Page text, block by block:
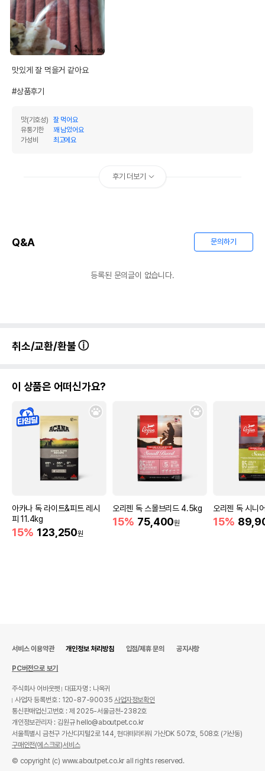
상품 필수 정보
받았음을 확인할수 있는
제조국 또는 원산지
유통기한
단, 상품명에 유통기한 명시된 경우, 해당
맛있게 잘 먹을거 같아요
#상품후기
맛(기호성)
잘 먹어요
유통기한
꽤 남았어요
가성비
최고에요
후기 더보기
Q&A 문의하기
등록된 문의글이 없습니다.
취소/교환/환불
이 상품은 어떠신가요?
아카나 독 라이트&피트 레시
피 11.4kg
15% 123,250원
오리젠 독 스몰브리드 4.5kg
15% 75,400원
오리젠 독 시니
15%
서비스 이용약관 개인정보 처리방침 입점/제휴 문의 공지사항
PC버전으로 보기
주식회사 어바웃펫
대표자명 : 나옥귀
사업자 등록번호 : 120-87-90035사업자정보확인
통신판매업신고번호 : 제 2025-서울금천-2382호
개인정보관리자 : 김원규 hello@aboutpet.co.kr
서울특별시 금천구 가산디지털2로 144, 현대테라타워 가산DK 507호, 508호 (가산동)
구매안전(에스크로)서비스
© copyright (c) www.aboutpet.co.kr all rights reserved.